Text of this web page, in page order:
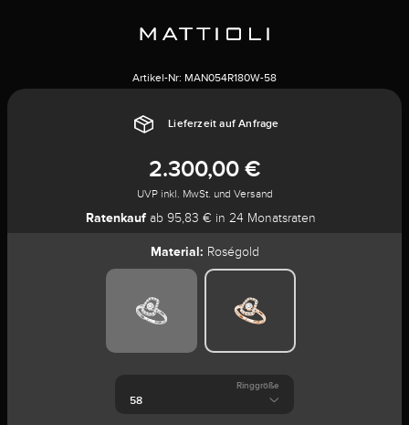
Artikel-Nr: MAN054R180W-58
Lieferzeit auf Anfrage
2.300,00 €
UVP inkl. MwSt. und Versand
Ratenkauf ab 95,83 € in 24 Monatsraten
Material: Roségold
Ringgröße